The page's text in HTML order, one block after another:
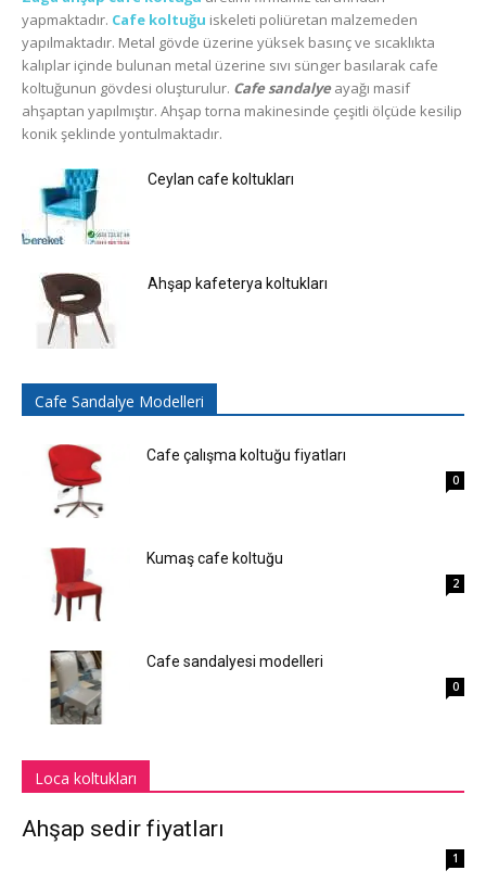
yapmaktadır. Cafe koltuğu iskeleti poliüretan malzemeden
yapılmaktadır. Metal gövde üzerine yüksek basınç ve sıcaklıkta
kalıplar içinde bulunan metal üzerine sıvı sünger basılarak cafe
koltuğunun gövdesi oluşturulur. Cafe sandalyeayağı masif
ahşaptan yapılmıştır. Ahşap torna makinesinde çeşitli ölçüde kesilip
konik şeklinde yontulmaktadır.
Ceylan cafe koltukları
Ahşap kafeterya koltukları
Cafe Sandalye Modelleri
Cafe çalışma koltuğu fiyatları
0
Kumaş cafe koltuğu
2
Cafe sandalyesi modelleri
0
Loca koltukları
Ahşap sedir fiyatları
1